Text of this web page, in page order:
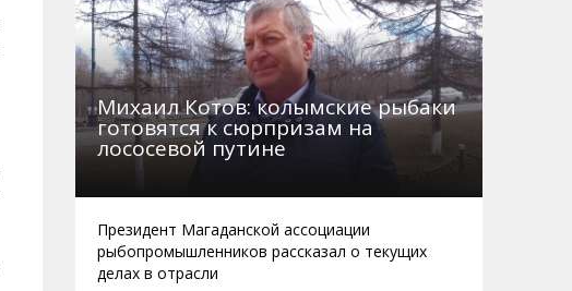
Михаил Котов: колымские рыбаки
готовятся к сюрпризам на
лососевой путине
Президент Магаданской ассоциации
рыбопромышленников рассказал о текущих
делах в отрасли